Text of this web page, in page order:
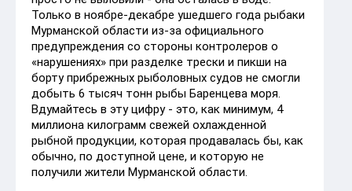
Только в ноябре-декабре ушедшего года рыбаки
Мурманской области из-за официального
предупреждения со стороны контролеров о
«нарушениях» при разделке трески и пикши на
борту прибрежных рыболовных судов не смогли
добыть 6 тысяч тонн рыбы Баренцева моря.
Вдумайтесь в эту цифру - это, как минимум, 4
миллиона килограмм свежей охлажденной
рыбной продукции, которая продавалась бы, как
обычно, по доступной цене, и которую не
получили жители Мурманской области.